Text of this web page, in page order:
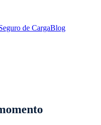
de CargaBlog